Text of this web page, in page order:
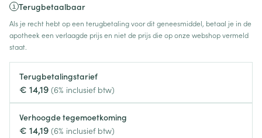
Terugbetaalbaar
Als je recht hebt op een terugbetaling voor dit geneesmiddel, betaal je in de
apotheek een verlaagde prijs en niet de prijs die op onze webshop vermeld
staat.
Terugbetalingstarief
€ 14,19 (6% inclusief btw)
Verhoogde tegemoetkoming
€ 14,19 (6% inclusief btw)